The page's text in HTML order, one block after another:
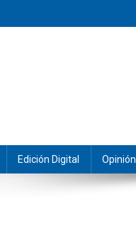
Edición Digital Opinión